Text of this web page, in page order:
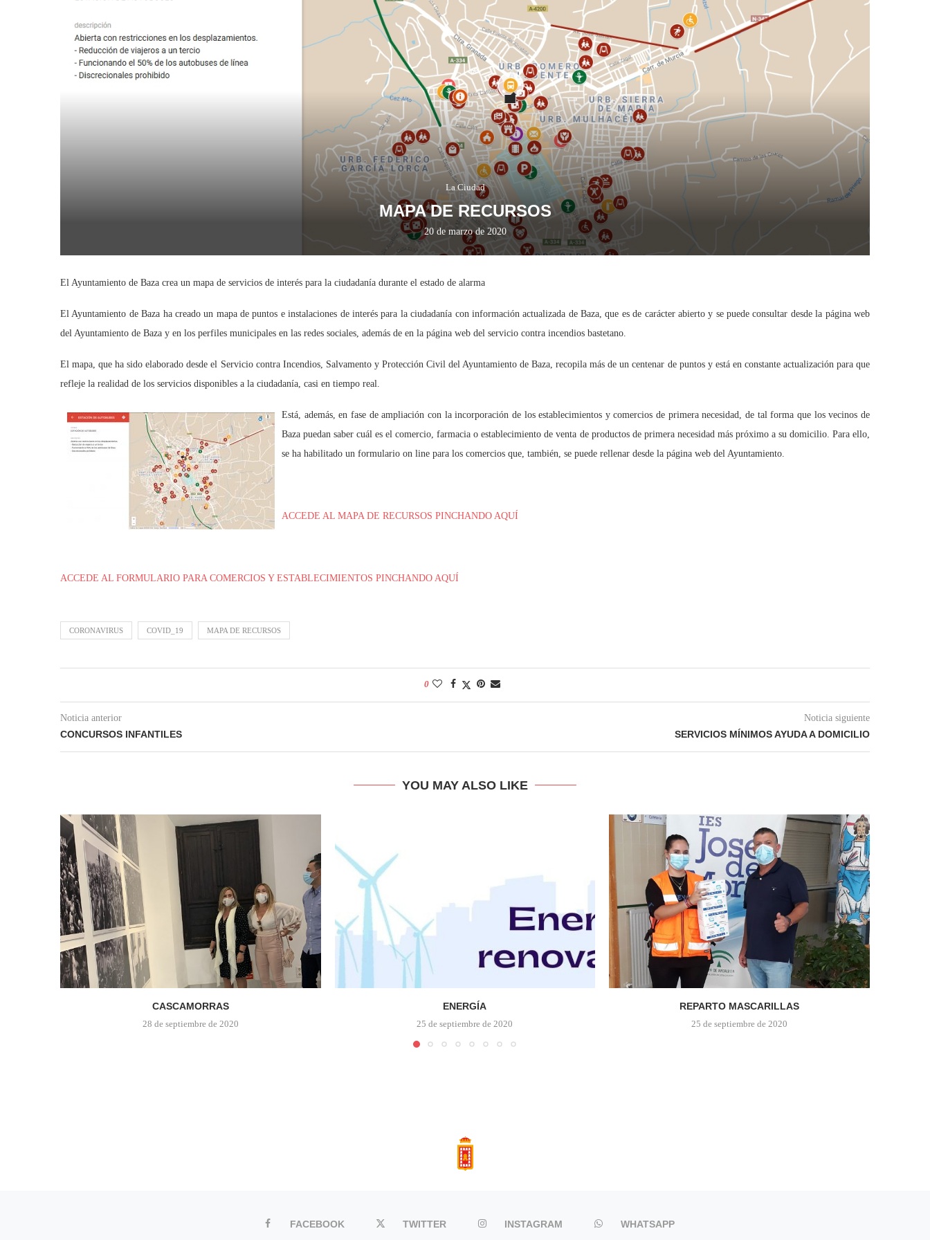
La Ciudad
MAPA DE RECURSOS
20 de marzo de 2020
El Ayuntamiento de Baza crea un mapa de servicios de interés para la ciudadanía durante el estado de alarma
El Ayuntamiento de Baza ha creado un mapa de puntos e instalaciones de interés para la ciudadanía con información actualizada de Baza, que es de carácter abierto y se puede consultar desde la página web
del Ayuntamiento de Baza y en los perfiles municipales en las redes sociales, además de en la página web del servicio contra incendios bastetano.
El mapa, que ha sido elaborado desde el Servicio contra Incendios, Salvamento y Protección Civil del Ayuntamiento de Baza, recopila más de un centenar de puntos y está en constante actualización para que
refleje la realidad de los servicios disponibles a la ciudadanía, casi en tiempo real.
Está, además, en fase de ampliación con la incorporación de los establecimientos y comercios de primera necesidad, de tal forma que los vecinos de
Baza puedan saber cuál es el comercio, farmacia o establecimiento de venta de productos de primera necesidad más próximo a su domicilio. Para ello,
se ha habilitado un formulario on line para los comercios que, también, se puede rellenar desde la página web del Ayuntamiento.
ACCEDE AL MAPA DE RECURSOS PINCHANDO AQUÍ
ACCEDE AL FORMULARIO PARA COMERCIOS Y ESTABLECIMIENTOS PINCHANDO AQUÍ
CORONAVIRUS COVID_19 MAPA DE RECURSOS
0
Noticia anterior
CONCURSOS INFANTILES
Noticia siguiente
SERVICIOS MÍNIMOS AYUDA A DOMICILIO
YOU MAY ALSO LIKE
CASCAMORRAS
28 de septiembre de 2020
ENERGÍA
25 de septiembre de 2020
REPARTO MASCARILLAS
25 de septiembre de 2020
FACEBOOK TWITTER INSTAGRAM WHATSAPP